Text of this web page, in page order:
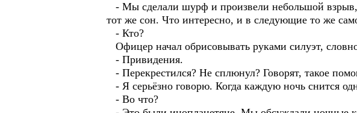
- Мы сделали шурф и произвели небольшой
тот же сон. Что интересно, и в следующие то же
- Кто?
Офицер начал обрисовывать руками силуэт,
- Привидения.
- Перекрестился? Не сплюнул? Говорят, такое
- Я серьёзно говорю. Когда каждую ночь снится
- Во что?